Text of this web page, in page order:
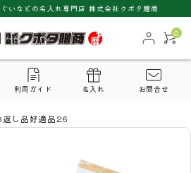
いなどの名入れ専門店 株式会社クボタ贈商
0
利用ガイド 名入れ お問合せ
返し品好適品26